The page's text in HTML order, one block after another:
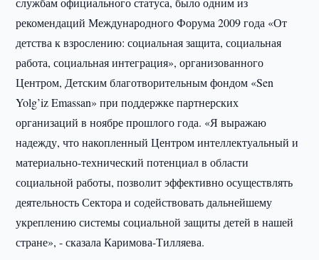
рекомендаций Международного Форума 2009 года «От
детства к взрослению: социальная защита, социальная
работа, социальная интеграция», организованного
Центром, Детским благотворительным фондом «Sen
Yolg’iz Emassan» при поддержке партнерских
организаций в ноябре прошлого года. «Я выражаю
надежду, что накопленный Центром интеллектуальный и
материально-технический потенциал в области
социальной работы, позволит эффективно осуществлять
деятельность Сектора и содействовать дальнейшему
укреплению системы социальной защиты детей в нашей
стране», - сказала Каримова-Тилляева.